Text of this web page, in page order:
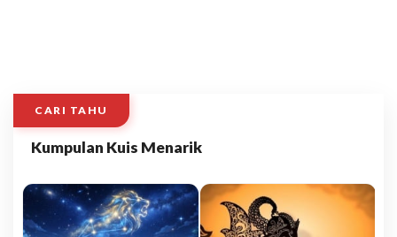
CARI TAHU
Kumpulan Kuis Menarik